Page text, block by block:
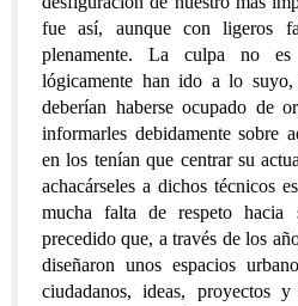
fue así, aunque con ligeros
plenamente. La culpa no
lógicamente han ido a lo
deberían haberse ocupado de
informarles debidamente sobre
en los tenían que centrar su
achacárseles a dichos técnicos
mucha falta de respeto hacia
precedido que, a través de los
diseñaron unos espacios
ciudadanos, ideas, proyectos